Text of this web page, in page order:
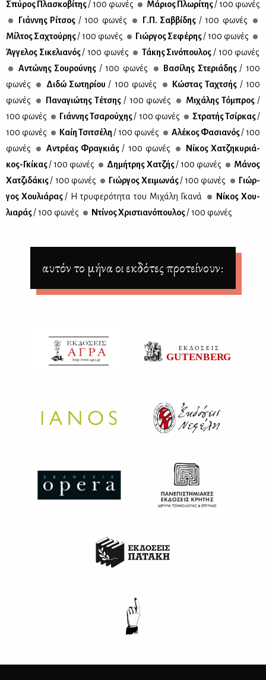
Σπύ­ρος Πλα­σκο­βί­της/ 100 φω­νές Μά­ριος Πλω­ρί­της/ 100 φω­νές
Γιάν­νης Ρί­τσος / 100 φω­νές Γ.Π. Σαβ­βί­δης / 100 φω­νές
Μίλ­τος Σα­χτού­ρης/ 100 φω­νές Γιώρ­γος Σε­φέ­ρης/ 100 φω­νές
Άγ­γε­λος Σι­κε­λια­νός/ 100 φω­νές Τά­κης Σι­νό­που­λος / 100 φω­νές
Αντώ­νης Σου­ρού­νης / 100 φω­νές Βα­σί­λης Στε­ριά­δης / 100
φω­νές
Δι­δώ Σω­τη­ρί­ου / 100 φω­νές Κώ­στας Τα­χτσής / 100
φω­νές
Πα­να­γιώ­της Τέ­τσης / 100 φω­νές Μι­χά­λης Τό­μπρος /
100 φω­νές
Γιάν­νης Τσα­ρού­χης/ 100 φω­νές Στρα­τής Τσίρ­κας/
100 φω­νές
Καίη Τσι­τσέ­λη / 100 φω­νές Αλέ­κος Φα­σια­νός/ 100
φω­νές
Αντρέ­ας Φρα­γκιάς / 100 φω­νές
Νί­κος Χα­τζη­κυ­ριά­
κος-Γκί­κας/ 100 φω­νές Δη­μή­τρης Χα­τζής/ 100 φω­νές
Μά­νος
Χα­τζι­δά­κις/ 100 φω­νές Γιώρ­γος Χει­μω­νάς/ 100 φω­νές
Γιώρ­
γος Χου­λιά­ρας / Η τρυ­φε­ρό­τη­τα του Μι­χά­λη Γκα­νά
Νί­κος Χου­
λια­ράς/ 100 φω­νές Ντί­νος Χρι­στια­νό­που­λος/ 100 φω­νές
αυτόν το μήνα οι εκδότες προτείνουν: